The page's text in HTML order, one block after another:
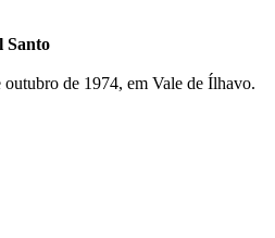
Santo
de 1974, em Vale de Ílhavo.